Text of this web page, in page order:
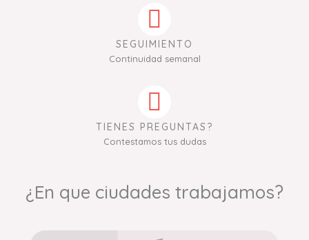
SEGUIMIENTO
Continuidad semanal
TIENES PREGUNTAS?
Contestamos tus dudas
¿En que ciudades trabajamos?